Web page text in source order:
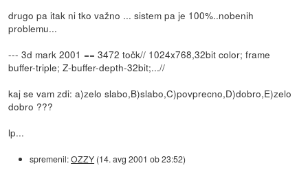
drugo pa itak ni tko važno ... sistem pa je 100%..nobenih
problemu...
--- 3d mark 2001 == 3472 točk// 1024x768,32bit color; frame
buffer-triple; Z-buffer-depth-32bit;...//
kaj se vam zdi: a)zelo slabo,B)slabo,C)povprecno,D)dobro,E)zelo
dobro ???
lp...
spremenil:OZZY (14. avg 2001 ob 23:52)